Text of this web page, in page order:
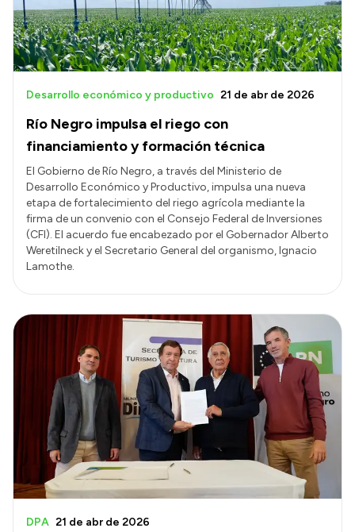
Río Negro impulsa el riego con
financiamiento y formación técnica
Desarrollo económico y productivo 21 de abr de 2026
El Gobierno de Río Negro, a través del Ministerio de
Desarrollo Económico y Productivo, impulsa una nueva
etapa de fortalecimiento del riego agrícola mediante la
firma de un convenio con el Consejo Federal de Inversiones
(CFI). El acuerdo fue encabezado por el Gobernador Alberto
Weretilneck y el Secretario General del organismo, Ignacio
Lamothe.
DPA 21 de abr de 2026